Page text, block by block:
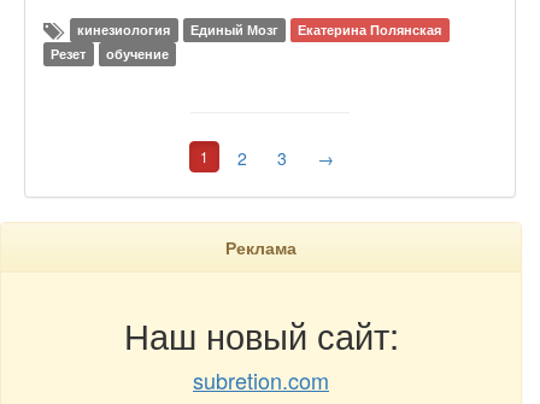
кинезиология Единый Мозг
Екатерина Полянская
Резет
обучение
1 2 3 →
Реклама
Наш новый сайт:
subretion.com